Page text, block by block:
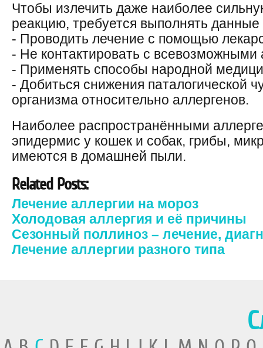
Чтобы излечить даже наиболее
реакцию, требуется выполнять
- Проводить лечение с помощью
- Не контактировать с всевозможными
- Применять способы народной
- Добиться снижения паталогической
организма относительно аллергенов.
Наиболее распространёнными
эпидермис у кошек и собак, грибы,
имеются в домашней пыли.
Related Posts:
Лечение аллергии на мороз
Холодовая аллергия и её причины
Сезонный поллиноз – лечение,
Лечение аллергии разного типа